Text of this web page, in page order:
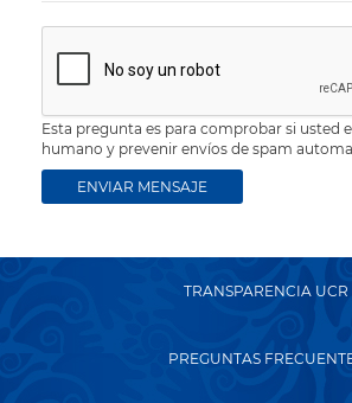
Esta pregunta es para comprobar si usted
humano y prevenir envíos de spam
TRANSPARENCIA UCR
PREGUNTAS